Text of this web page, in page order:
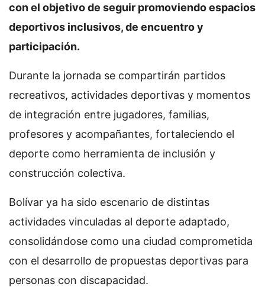
con el objetivo de seguir promoviendo espacios
deportivos inclusivos, de encuentro y
participación.
Durante la jornada se compartirán partidos
recreativos, actividades deportivas y momentos
de integración entre jugadores, familias,
profesores y acompañantes, fortaleciendo el
deporte como herramienta de inclusión y
construcción colectiva.
Bolívar ya ha sido escenario de distintas
actividades vinculadas al deporte adaptado,
consolidándose como una ciudad comprometida
con el desarrollo de propuestas deportivas para
personas con discapacidad.